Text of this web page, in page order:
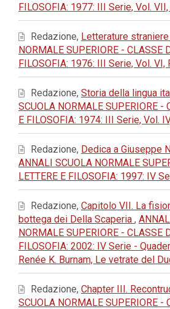
FILOSOFIA: 1977: III Serie, Vol.
Redazione, Letterature straniere
NORMALE SUPERIORE - CLASSE
FILOSOFIA: 1976: III Serie, Vol. VI,
Redazione, Storia della lingua
SCUOLA NORMALE SUPERIORE -
E FILOSOFIA: 1974: III Serie, Vol.
Redazione, Dedica a Giuseppe
ANNALI SCUOLA NORMALE
LETTERE E FILOSOFIA: 1997: IV
Redazione, Capitolo VII. La
bottega dei Della Scaperia ,
NORMALE SUPERIORE - CLASSE
FILOSOFIA: 2002: IV Serie -
Renée K. Burnam, Le vetrate del
Redazione, Chapter III.
SCUOLA NORMALE SUPERIORE -